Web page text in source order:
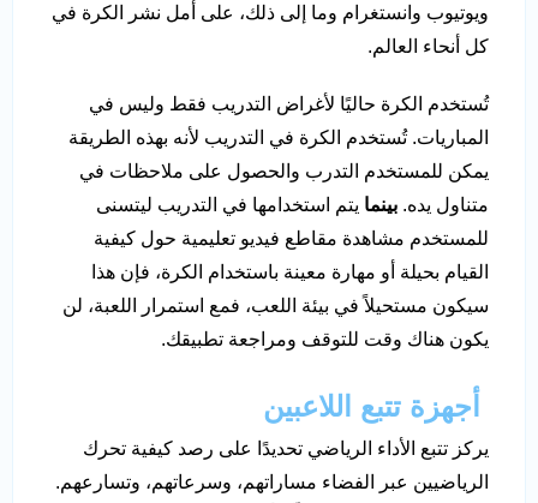
ويوتيوب وانستغرام وما إلى ذلك، على أمل نشر الكرة في
كل أنحاء العالم.
تُستخدم الكرة حاليًا لأغراض التدريب فقط وليس في
المباريات. تُستخدم الكرة في التدريب لأنه بهذه الطريقة
يمكن للمستخدم التدرب والحصول على ملاحظات في
متناول يده. بينما يتم استخدامها في التدريب ليتسنى
للمستخدم مشاهدة مقاطع فيديو تعليمية حول كيفية
القيام بحيلة أو مهارة معينة باستخدام الكرة، فإن هذا
سيكون مستحيلاً في بيئة اللعب، فمع استمرار اللعبة، لن
يكون هناك وقت للتوقف ومراجعة تطبيقك.
أجهزة تتبع اللاعبين
يركز تتبع الأداء الرياضي تحديدًا على رصد كيفية تحرك
الرياضيين عبر الفضاء مساراتهم، وسرعاتهم، وتسارعهم.